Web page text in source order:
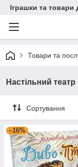
Іграшки та товари
Товари та
Настільний театр
Сортування
–16%